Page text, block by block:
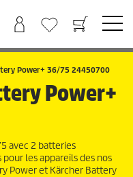
Power+ 36/75 24450700
Power+
avec 2 batteries
les appareils des nos
Power et Kärcher Battery